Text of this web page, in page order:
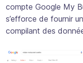
compte Google My
s’efforce de fournir
compilant des